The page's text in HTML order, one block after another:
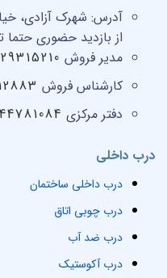
درب داخلی
درب داخلی ساختمان
درب چوبی اتاق
درب ضد آب
درب آکوستیک
آدرس: شهرک آزادی،
از بازدید حضوری
مدیر فروش
کارشناس فروش
دفتر مرکزی